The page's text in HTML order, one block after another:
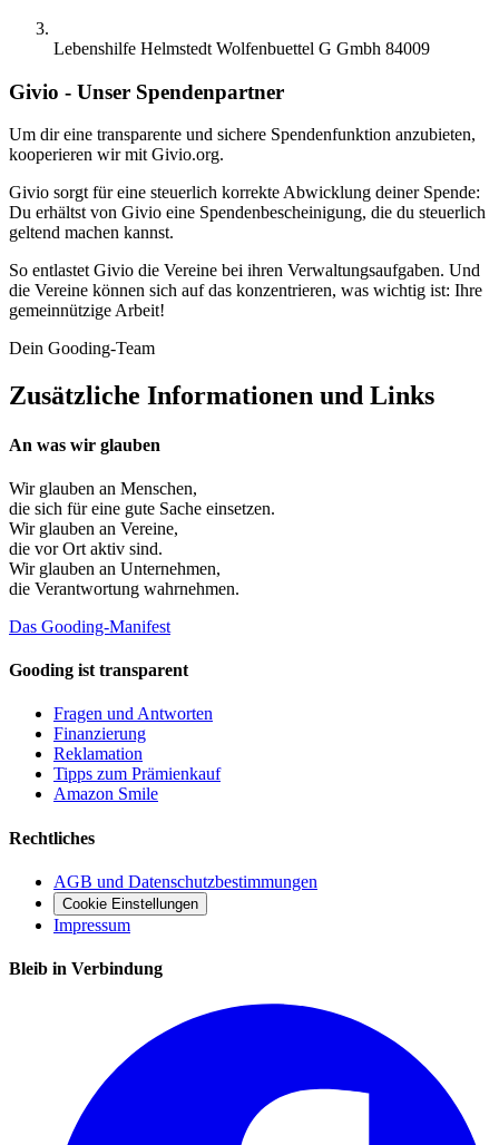
Lebenshilfe Helmstedt Wolfenbuettel G Gmbh 84009
Givio - Unser Spendenpartner
Um dir eine transparente und sichere Spendenfunktion anzubieten,
kooperieren wir mit Givio.org.
Givio sorgt für eine steuerlich korrekte Abwicklung deiner Spende:
Du erhältst von Givio eine Spendenbescheinigung, die du steuerlich
geltend machen kannst.
So entlastet Givio die Vereine bei ihren Verwaltungsaufgaben. Und
die Vereine können sich auf das konzentrieren, was wichtig ist: Ihre
gemeinnützige Arbeit!
Dein Gooding-Team
Zusätzliche Informationen und Links
An was wir glauben
Wir glauben an Menschen,
die sich für eine gute Sache einsetzen.
Wir glauben an Vereine,
die vor Ort aktiv sind.
Wir glauben an Unternehmen,
die Verantwortung wahrnehmen.
Das Gooding-Manifest
Gooding ist transparent
Fragen und Antworten
Finanzierung
Reklamation
Tipps zum Prämienkauf
Amazon Smile
Rechtliches
AGB und Datenschutzbestimmungen
Cookie Einstellungen
Impressum
Bleib in Verbindung